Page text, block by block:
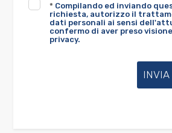
* Compilando ed inviando
richiesta, autorizzo il
dati personali ai sensi
confermo di aver preso
privacy.
INVIA